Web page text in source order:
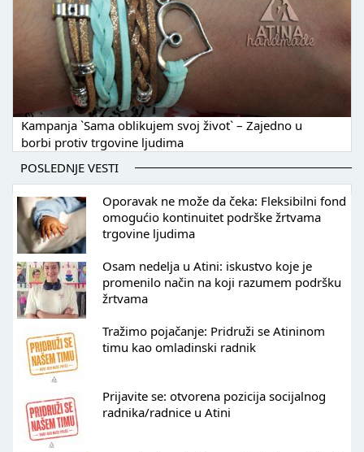
Kampanja `Sama oblikujem svoj život` – Zajedno u
borbi protiv trgovine ljudima
POSLEDNJE VESTI
Oporavak ne može da čeka: Fleksibilni fond
omogućio kontinuitet podrške žrtvama
trgovine ljudima
Osam nedelja u Atini: iskustvo koje je
promenilo način na koji razumem podršku
žrtvama
Tražimo pojačanje: Pridruži se Atininom
timu kao omladinski radnik
Prijavite se: otvorena pozicija socijalnog
radnika/radnice u Atini